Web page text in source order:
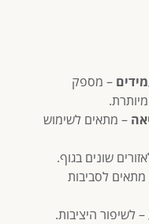
– מספק
– מתאים לשימוש
שונים בגוף.
מתאים לסביבות
– לשיפור היציבות.